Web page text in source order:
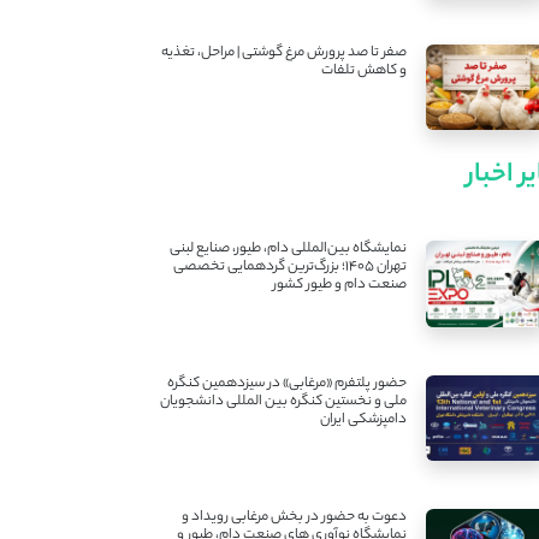
صفر تا صد پرورش مرغ گوشتی | مراحل، تغذیه
و کاهش تلفات
اخبار
نمایشگاه بین‌المللی دام، طیور، صنایع لبنی
تهران ۱۴۰۵؛ بزرگ‌ترین گردهمایی تخصصی
صنعت دام و طیور کشور
حضور پلتفرم «مرغابی» در سیزدهمین کنگره
ملی و نخستین کنگره بین ‌المللی دانشجویان
دامپزشکی ایران
دعوت به حضور در بخش مرغابی رویداد و